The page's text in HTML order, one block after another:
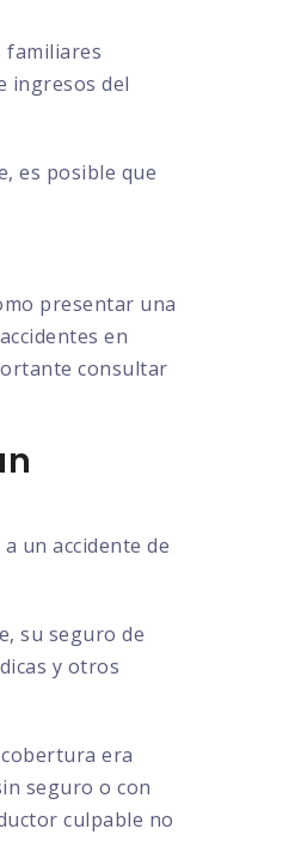
familiares
ingresos del
es posible que
presentar una
en
consultar
un accidente de
su seguro de
y otros
era
seguro o con
culpable no